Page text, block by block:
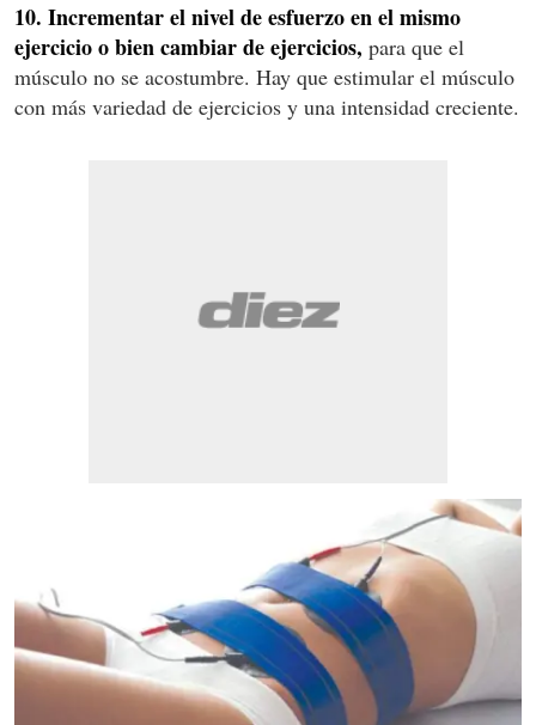
10. Incrementar el nivel de esfuerzo en el mismo
ejercicio o bien cambiar de ejercicios, para que el
músculo no se acostumbre. Hay que estimular el músculo
con más variedad de ejercicios y una intensidad creciente.